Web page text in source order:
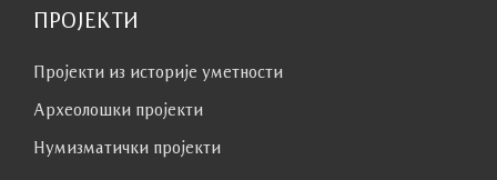
ПРОЈЕКТИ
Пројекти из историје уметности
Археолошки пројекти
Нумизматички пројекти